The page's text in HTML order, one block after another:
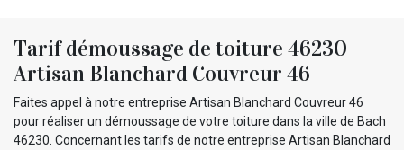
Tarif démoussage de toiture 46230
Artisan Blanchard Couvreur 46
Faites appel à notre entreprise Artisan Blanchard Couvreur 46
pour réaliser un démoussage de votre toiture dans la ville de Bach
46230. Concernant les tarifs de notre entreprise Artisan Blanchard